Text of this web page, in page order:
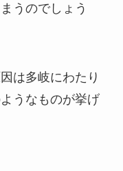
うのでしょう
は多岐にわたり
うなものが挙げ